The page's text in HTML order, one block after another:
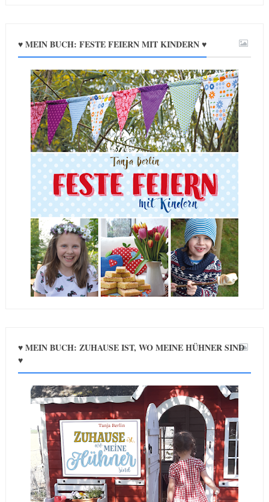
♥ MEIN BUCH: FESTE FEIERN MIT KINDERN ♥
♥ MEIN BUCH: ZUHAUSE IST, WO MEINE HÜHNER SIND
♥